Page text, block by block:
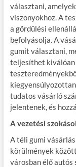
választani,
viszonyokhoz. A
a gördülési
befolyásolja. A
gumit választani,
teljesíthet kiválóan
tudatos vásárló
jelentenek, és
A vezetési
A téli gumi
körülmények
városban élő autós